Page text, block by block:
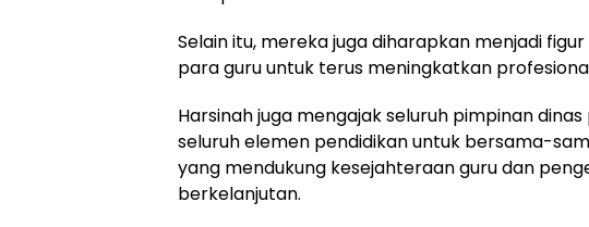
Selain itu, mereka juga diharapkan menjadi
para guru untuk terus meningkatkan
Harsinah juga mengajak seluruh pimpinan dinas
seluruh elemen pendidikan untuk bersama-
yang mendukung kesejahteraan guru dan
berkelanjutan.